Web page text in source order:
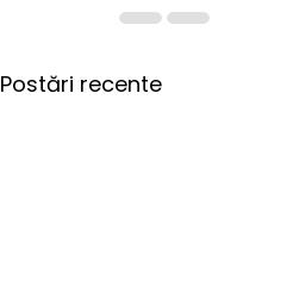
Postări recente